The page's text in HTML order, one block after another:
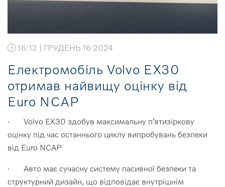
16:12 | ГРУДЕНЬ 16 2024
Електромобіль Volvo EX30
отримав найвищу оцінку від
Euro NCAP
· Volvo EX30 здобув максимальну п’ятизіркову
оцінку під час останнього циклу випробувань безпеки
від Euro NCAP
· Авто має сучасну систему пасивної безпеки та
структурний дизайн, що відповідає внутрішнім